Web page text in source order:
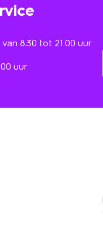
8.30 tot 21.00 uur
uur